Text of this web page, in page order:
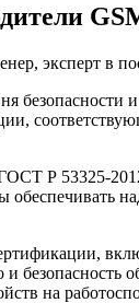
эксперт в
Р 53325-
безопасность
на